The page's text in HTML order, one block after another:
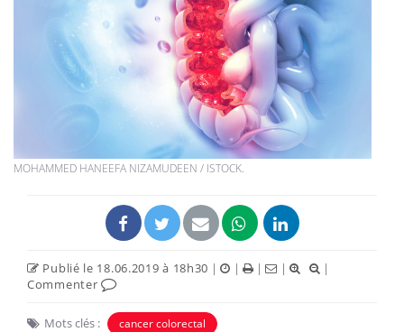
MOHAMMED HANEEFA NIZAMUDEEN / ISTOCK.
Publié le 18.06.2019 à 18h30 | | | |
|
Commenter
Mots clés : cancer colorectal